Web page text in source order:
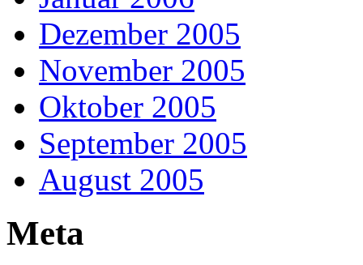
Dezember 2005
November 2005
Oktober 2005
September 2005
August 2005
Meta